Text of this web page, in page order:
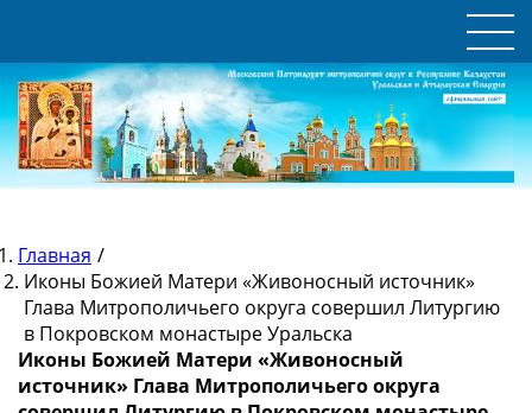
Главная /
Иконы Божией Матери «Живоносный источник»
Глава Митрополичьего округа совершил Литургию
в Покровском монастыре Уральска
Иконы Божией Матери «Живоносный
источник» Глава Митрополичьего округа